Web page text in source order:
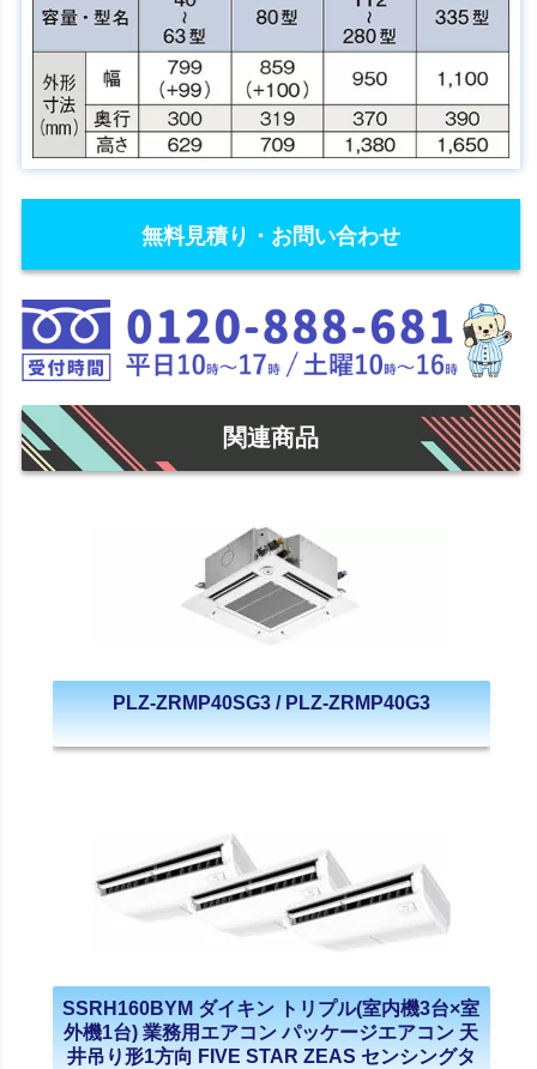
無料見積り・お問い合わせ
関連商品
PLZ-ZRMP40SG3 / PLZ-ZRMP40G3
SSRH160BYM ダイキン トリプル(室内機3台×室
外機1台) 業務用エアコン パッケージエアコン 天
井吊り形1方向 FIVE STAR ZEAS センシングタ